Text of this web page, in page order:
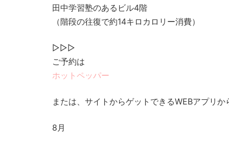
田中学習塾のあるビル4階
（階段の往復で約14キロカロリー消費）
▷▷▷
ご予約は
ホットペッパー
または、サイトからゲットできるWEBアプリか
8月